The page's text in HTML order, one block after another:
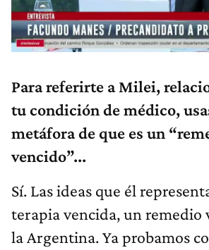
Para referirte a Milei,
tu condición de médico,
metáfora de que es un
vencido”...
Sí. Las ideas que él
terapia vencida, un remedio
la Argentina. Ya probamos